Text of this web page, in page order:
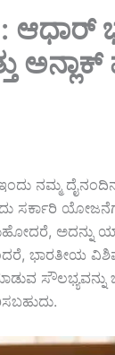
ಆಧಾರ್
ಅನ್ಲಾಕ್
ನಮ್ಮ
ಸರ್ಕಾರಿ
ಅದನ್ನು
ಭಾರತೀಯ ವಿಶಿಷ್ಟ